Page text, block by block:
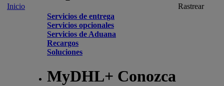
Inicio
Servicios de entrega
Servicios opcionales
Servicios de Aduana
Recargos
Soluciones
MyDHL+ Conozca
Rastrear